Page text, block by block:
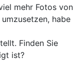
mehr Fotos von
habe
Finden Sie
ist?